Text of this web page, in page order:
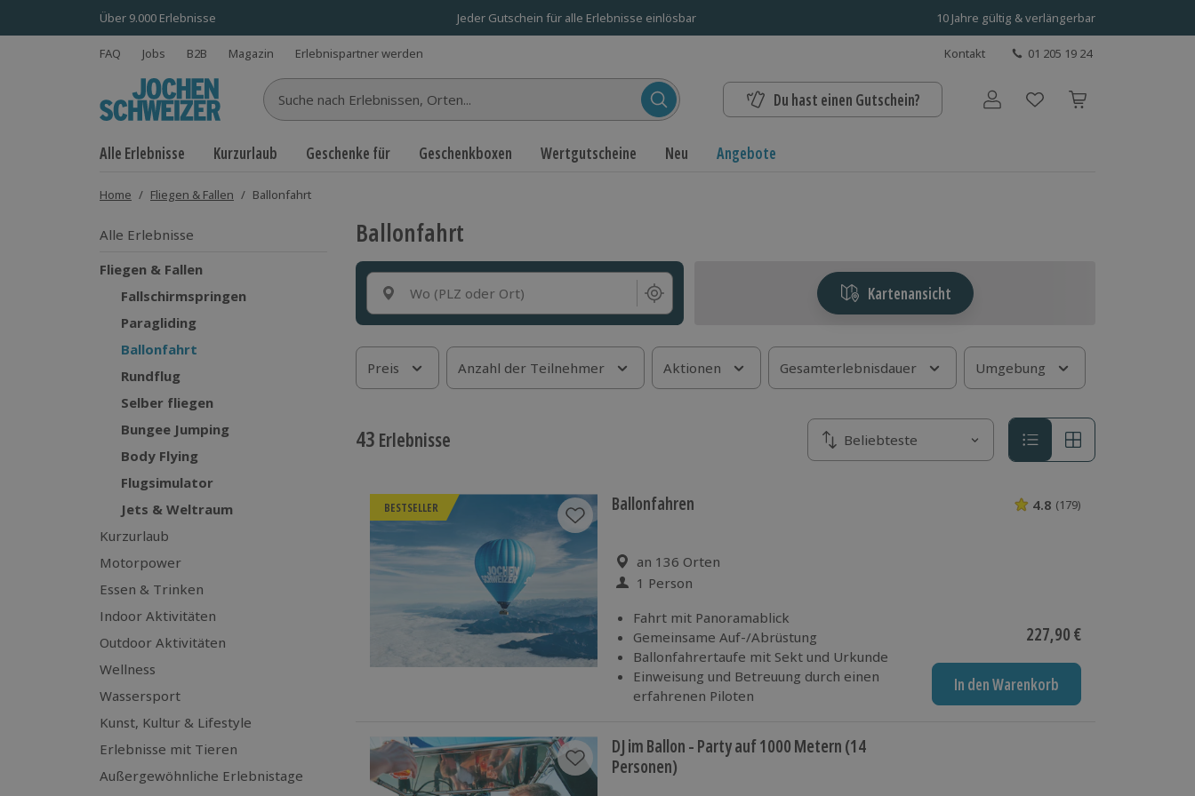
Über 9.000 Erlebnisse Jeder Gutschein für alle Erlebnisse einlösbar 10 Jahre gültig & verlängerbar
FAQ Jobs B2B Magazin Erlebnispartner werden Kontakt 01 205 19 24
Suche nach Erlebnissen... Du hast einen Gutschein? Benutzerkonto
Alle Erlebnisse Kurzurlaub Geschenke für Geschenkboxen Wertgutscheine Neu Angebote
Home / Fliegen & Fallen / Ballonfahrt
Alle Erlebnisse
Fliegen & Fallen
Fallschirmspringen
Paragliding
Ballonfahrt
Rundflug
Selber fliegen
Bungee Jumping
Body Flying
Flugsimulator
Jets & Weltraum
Kurzurlaub
Motorpower
Essen & Trinken
Indoor Aktivitäten
Outdoor Aktivitäten
Wellness
Wassersport
Kunst, Kultur & Lifestyle
Erlebnisse mit Tieren
Außergewöhnliche Erlebnistage
Ballonfahrt
Wo (PLZ oder Ort) Kartenansicht
Preis Anzahl der Teilnehmer Aktionen Gesamterlebnisdauer Umgebung
43 Erlebnisse
Sortieren nach
Sortieren nach
Beliebteste
BESTSELLER Ballonfahren
Standort
an 136 Orten
Anzahl der Teilnehmer
1 Person
Fahrt mit Panoramablick
Gemeinsame Auf-/Abrüstung
Ballonfahrertaufe mit Sekt und Urkunde
Einweisung und Betreuung durch einen
erfahrenen Piloten
Veranstalter)
4.8 (179)
Aktueller Preis
227,90 €
In den Warenkorb
DJ im Ballon - Party auf 1000 Metern (14
Personen)